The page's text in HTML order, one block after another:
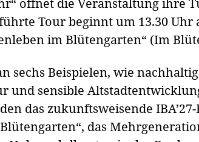
öffnet die Veranstaltung ihre
Tour beginnt um 13.30 Uhr
im Blütengarten“ (Im
sechs Beispielen, wie
und sensible
das zukunftsweisende
das